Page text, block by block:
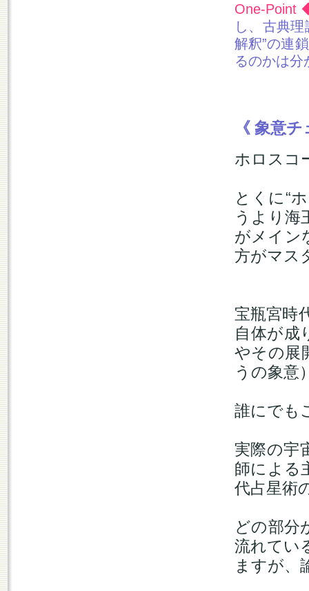
One-
し、古典
解釈”の連
るのかは分
《 象意
ホロスコ
とくに“
うより海
がメイン
方がマス
宝瓶宮時
自体が成
やその展
うの象意
誰にでも
実際の宇
師による
代占星術
どの部分
流れてい
ますが、